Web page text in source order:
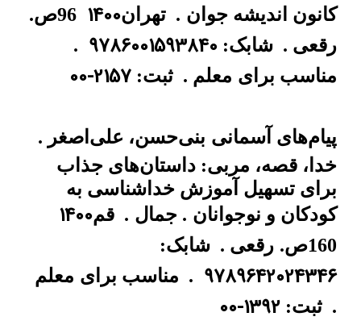
کانون اندیشه جوان . تهران140096ص.
رقعی . شابک:9786001593840
.
مناسب برای معلم . ثبت:00-2157
پیام‌های آسمانی بنی‌حسن، علی‌اصغر .
خدا، قصه، مربی: داستان‌های جذاب
برای تسهیل آموزش خداشناسی به
کودکان و نوجوانان . جمال . قم 1400
160ص. رقعی . شابک:
9789642024346
. مناسب برای معلم
ثبت:00-1392